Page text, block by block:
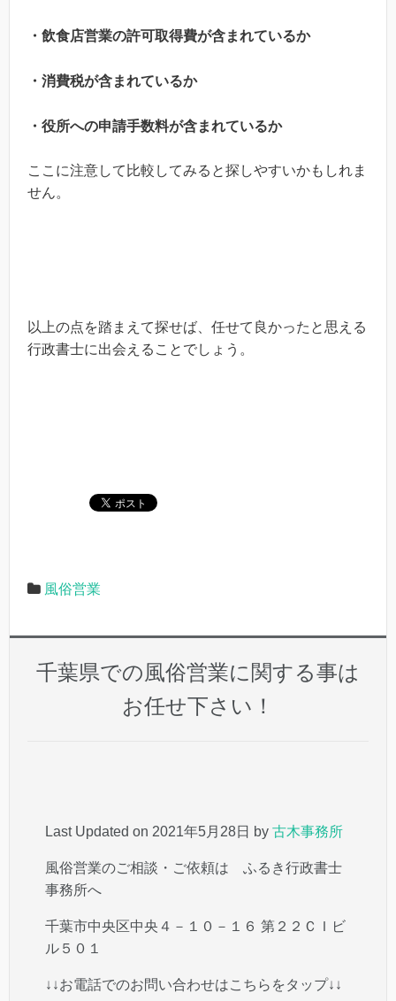
・飲食店営業の許可取得費が含まれているか
・消費税が含まれているか
・役所への申請手数料が含まれているか
ここに注意して比較してみると探しやすいかもしれま
せん。
以上の点を踏まえて探せば、任せて良かったと思える
行政書士に出会えることでしょう。
風俗営業
千葉県での風俗営業に関する事は
お任せ下さい！
Last Updated on 2021年5月28日 by 古木事務所
風俗営業のご相談・ご依頼は ふるき行政書士
事務所へ
千葉市中央区中央４－１０－１６ 第２２ＣＩビ
ル５０１
↓↓お電話でのお問い合わせはこちらをタップ↓↓